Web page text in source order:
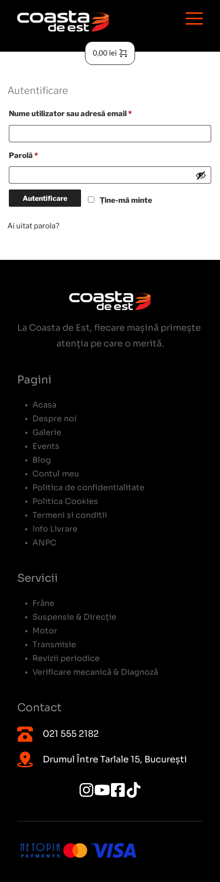
0,00 lei
Autentificare
Nume utilizator sau adresă email*Obligatoriu
Parolă *Obligatoriu
Ține-mă minte
Autentificare
Ai uitat parola?
La Coasta de Est, fiecare mașină primește
atenția pe care o merită.
Pagini
Acasa
Despre noi
Galerie
Events
Blog
Contul meu
Politica de confidentialitate
Politica Cookies
Termeni si conditii
Info Livrare
ANPC
Servicii
Frâne
Suspensie & Direcție
Motor
Transmisie
Revizii periodice
Verificare mecanică & Diagnoză
Contact
021 555 2182
Drumul Între Tarlale 15, București